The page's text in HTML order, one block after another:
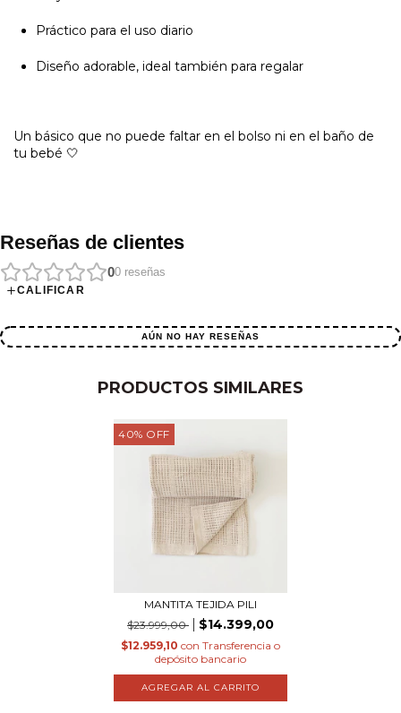
Práctico para el uso diario
Diseño adorable, ideal también para regalar
Un básico que no puede faltar en el bolso ni en el baño de
tu bebé 🤍
Reseñas de clientes
00 reseñas
CALIFICAR
AÚN NO HAY RESEÑAS
PRODUCTOS SIMILARES
40% OFF
MANTITA TEJIDA PILI
$23.999,00
$14.399,00
$12.959,10 con Transferencia o
depósito bancario
AGREGAR AL CARRITO